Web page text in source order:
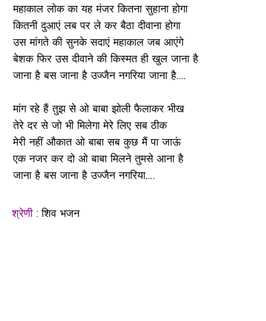
महाकाल लोक का यह मंजर कितना सुहाना होगा
कितनी दुआएं लब पर ले कर बैठा दीवाना होगा
उस मांगते की सुनके सदाएं महाकाल जब आएंगे
बेशक फिर उस दीवाने की किस्मत ही खुल जाना है
जाना है बस जाना है उज्जैन नगरिया जाना है....
मांग रहे हैं तुझ से ओ बाबा झोली फैलाकर भीख
तेरे दर से जो भी मिलेगा मेरे लिए सब ठीक
मेरी नहीं औकात ओ बाबा सब कुछ मैं पा जाऊं
एक नजर कर दो ओ बाबा मिलने तुमसे आना है
जाना है बस जाना है उज्जैन नगरिया....
श्रेणी :शिव भजन